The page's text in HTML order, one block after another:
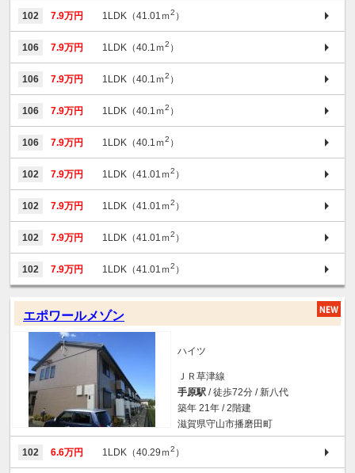
102 7.9万円 1LDK（41.01ｍ2 ）
106 7.9万円 1LDK（40.1ｍ2 ）
106 7.9万円 1LDK（40.1ｍ2 ）
106 7.9万円 1LDK（40.1ｍ2 ）
106 7.9万円 1LDK（40.1ｍ2 ）
102 7.9万円 1LDK（41.01ｍ2 ）
102 7.9万円 1LDK（41.01ｍ2 ）
102 7.9万円 1LDK（41.01ｍ2 ）
102 7.9万円 1LDK（41.01ｍ2 ）
エポワールメゾン
ハイツ
ＪＲ草津線
手原駅 / 徒歩72分 / 新八代
築年 21年 / 2階建
滋賀県守山市播磨田町
102 6.6万円 1LDK（40.29ｍ2 ）